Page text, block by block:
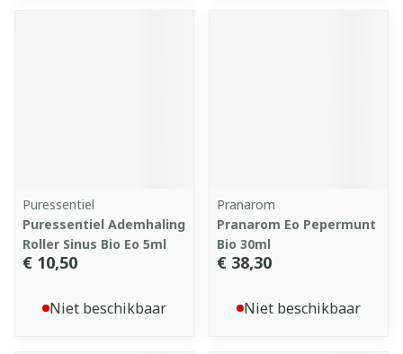
Puressentiel
Puressentiel Ademhaling
Roller Sinus Bio Eo 5ml
€ 10,50
Niet beschikbaar
Pranarom
Pranarom Eo Pepermunt
Bio 30ml
€ 38,30
Niet beschikbaar